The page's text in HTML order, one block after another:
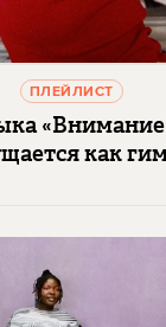
ПЛЕЙЛИСТ
«Внимание
как